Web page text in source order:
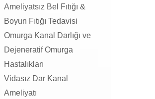
Ameliyatsız Bel Fıtığı &
Boyun Fıtığı Tedavisi
Omurga Kanal Darlığı ve
Dejeneratif Omurga
Hastalıkları
Vidasız Dar Kanal
Ameliyatı